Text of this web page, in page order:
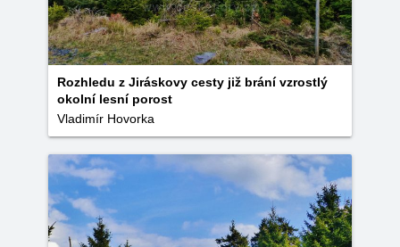
Rozhledu z Jiráskovy cesty již brání vzrostlý
okolní lesní porost
Vladimír Hovorka